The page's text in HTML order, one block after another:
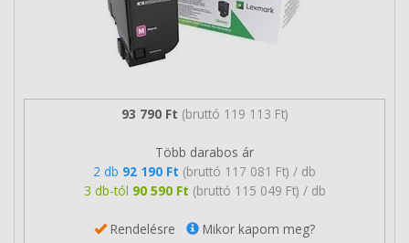
93 790 Ft (bruttó 119 113 Ft)
Több darabos ár
2 db 92 190 Ft (bruttó 117 081 Ft) / db
3 db-tól 90 590 Ft (bruttó 115 049 Ft) / db
Rendelésre Mikor kapom meg?